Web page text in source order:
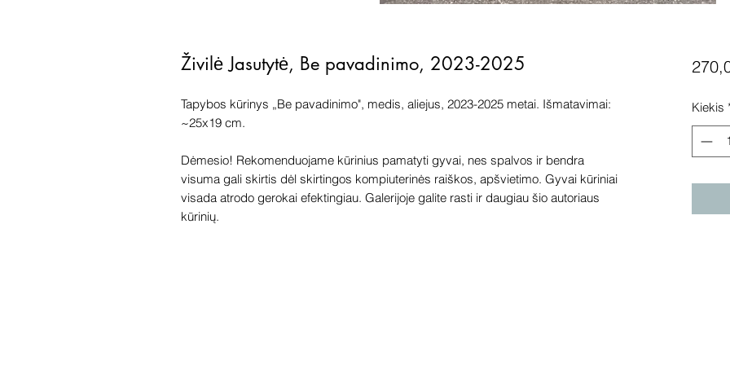
Živilė Jasutytė, Be pavadinimo, 2023-2025
Tapybos kūrinys „Be pavadinimo", medis, aliejus, 2023-2025 metai. Išmatavimai:
~25x19 cm.
Dėmesio! Rekomenduojame kūrinius pamatyti gyvai, nes spalvos ir bendra
visuma gali skirtis dėl skirtingos kompiuterinės raiškos, apšvietimo. Gyvai kūriniai
visada atrodo gerokai efektingiau. Galerijoje galite rasti ir daugiau šio autoriaus
kūrinių.
Kiekis